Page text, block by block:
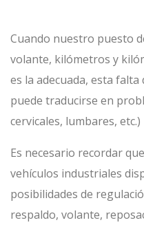
Cuando nuestro puesto
volante, kilómetros y
es la adecuada, esta
puede traducirse en
cervicales, lumbares, etc.)
Es necesario recordar
vehículos industriales
posibilidades de
respaldo, volante,